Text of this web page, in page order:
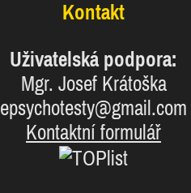
Kontakt
Uživatelská podpora:
Mgr. Josef Krátoška
epsychotesty@gmail.com
Kontaktní formulář